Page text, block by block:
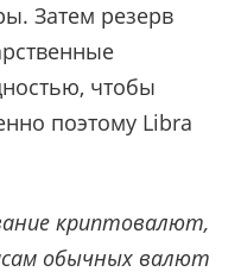
Затем резерв
чтобы
поэтому Libra
криптовалют,
обычных валют